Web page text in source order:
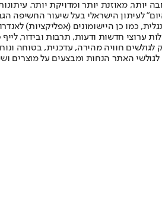
מאוזנת יותר ומדויקת יותר.
הראשונה פורסמה ב-30 ביולי 2007, וב-2010 הפך "ישראל
ערוצי חדשות ודעות, תרבות ובידור,
לגולשים חוויה מהירה, עדכנית,
האתר הנחות ומבצעים על מוצרים